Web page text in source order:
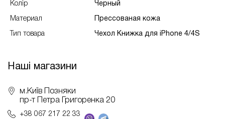
Колір Черный
Материал Преcсованая кожа
Тип товара Чехол Книжка для iPhone 4/4S
Наші магазини
м.Київ Позняки
пр-т Петра Григоренка 20
+38 067 217 22 33